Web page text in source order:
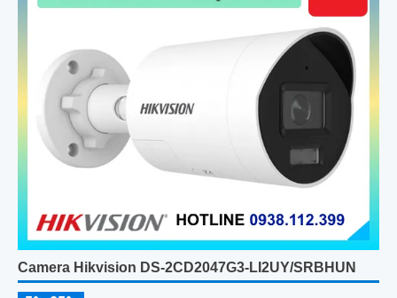
Camera Hikvision DS-2CD2047G3-LI2UY/SRBHUN